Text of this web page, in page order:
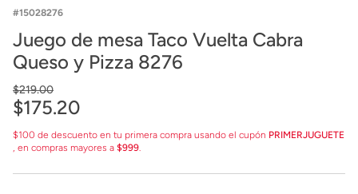
15028276
Juego de mesa Taco Vuelta Cabra
Queso y Pizza 8276
$219.00
$175.20
$100 de descuento en tu primera compra usando el cupón PRIMERJUGUETE
, en compras mayores a $999.